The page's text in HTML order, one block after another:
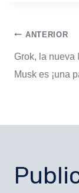
ANTERIOR
Grok, la nueva
Musk es ¡una